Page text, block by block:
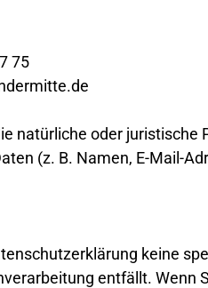
75
natürliche oder
(z. B. Namen, E-Mail-
keine
entfällt. Wenn